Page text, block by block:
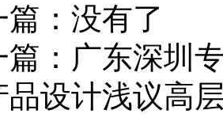
篇：没有了
： 广东深圳
品设计浅议高